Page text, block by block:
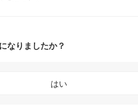
なりましたか？
はい